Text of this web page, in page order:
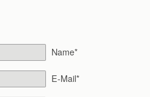
Name*
E-Mail*